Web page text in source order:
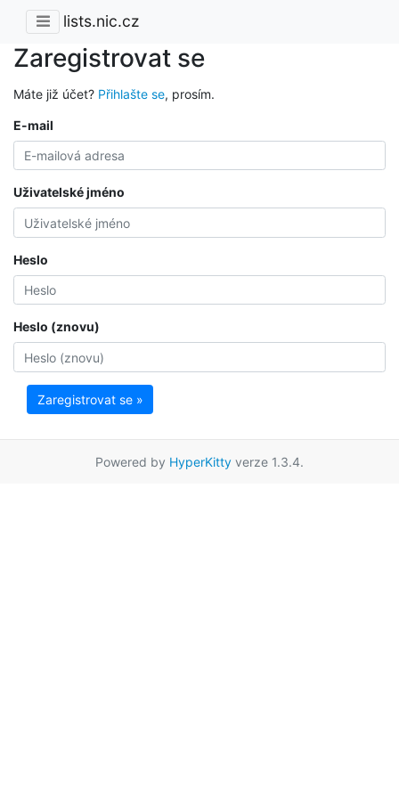
lists.nic.cz
Zaregistrovat se
Máte již účet? Přihlašte se, prosím.
E-mail
Uživatelské jméno
Heslo
Heslo (znovu)
Zaregistrovat se »
Powered by HyperKitty verze 1.3.4.